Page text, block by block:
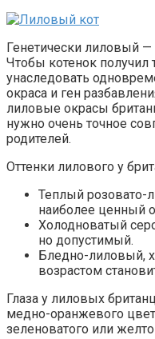
Генетически лиловый
Чтобы котенок получил
унаследовать
окраса и ген
лиловые окрасы
нужно очень точное
родителей.
Оттенки лилового у
Теплый розовато-
наиболее ценный
Холодноватый
но допустимый.
Бледно-лиловый,
возрастом
Глаза у лиловых
медно-оранжевого
зеленоватого или